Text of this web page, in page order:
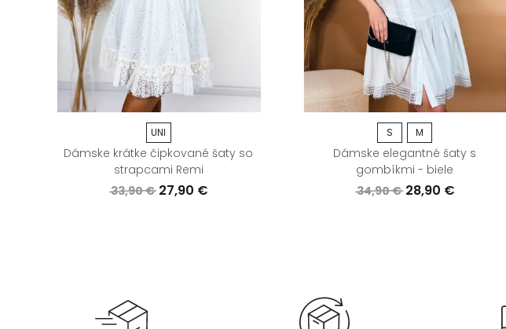
UNI
Dámske krátke čipkované šaty so
strapcami Remi
33,90 € 27,90 €
S M
Dámske elegantné šaty s
gombíkmi - biele
34,90 € 28,90 €